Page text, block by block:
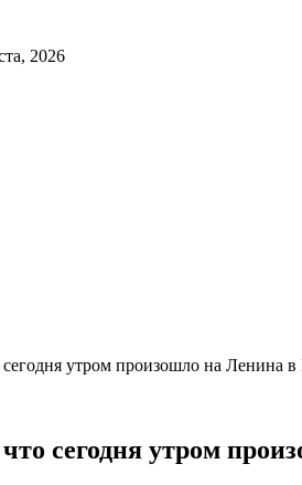
2026
сегодня утром произошло на Ленина в
сегодня утром